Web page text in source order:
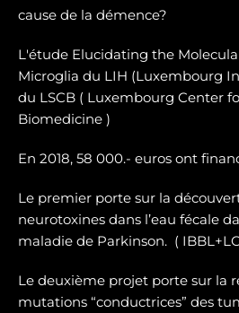
cause de la démence?
L'étude Elucidating the
Microglia du LIH (Luxembourg
du LSCB ( Luxembourg Center
Biomedicine )
En 2018, 58 000.- euros ont
Le premier porte sur la dé
neurotoxines dans l’eau fécale
maladie de Parkinson. (
Le deuxième projet porte sur la
mutations “conductrices” des